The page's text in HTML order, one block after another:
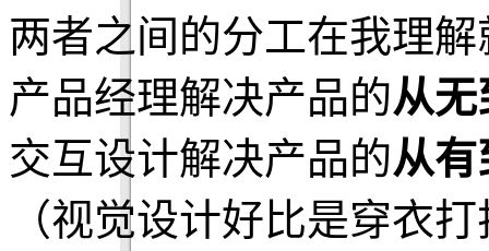
两者之间的分工在我理
产品经理解决产品的从无
交互设计解决产品的从有
（视觉设计好比是穿衣